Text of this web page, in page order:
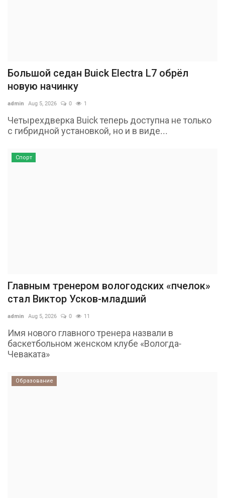
Большой седан Buick Electra L7 обрёл
новую начинку
admin Aug 5, 2026 0 1
Четырехдверка Buick теперь доступна не только
с гибридной установкой, но и в виде...
Спорт
Главным тренером вологодских «пчелок»
стал Виктор Усков-младший
admin Aug 5, 2026 0 11
Имя нового главного тренера назвали в
баскетбольном женском клубе «Вологда-
Чеваката»
Образование